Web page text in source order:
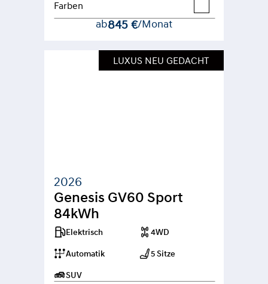
Farben
ab845 €/Monat
LUXUS NEU GEDACHT
2026
Genesis GV60 Sport
84kWh
Elektrisch 4WD
Automatik 5 Sitze
SUV